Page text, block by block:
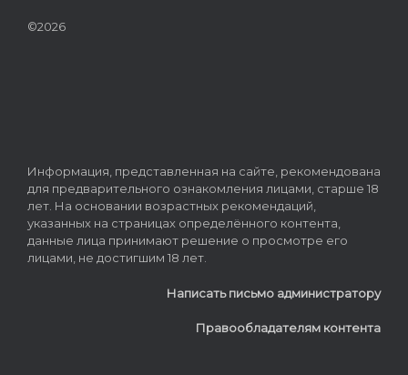
©2026
Информация, представленная на сайте, рекомендована
для предварительного ознакомления лицами, старше 18
лет. На основании возрастных рекомендаций,
указанных на страницах определённого контента,
данные лица принимают решение о просмотре его
лицами, не достигшим 18 лет.
Написать письмо администратору
Правообладателям контента